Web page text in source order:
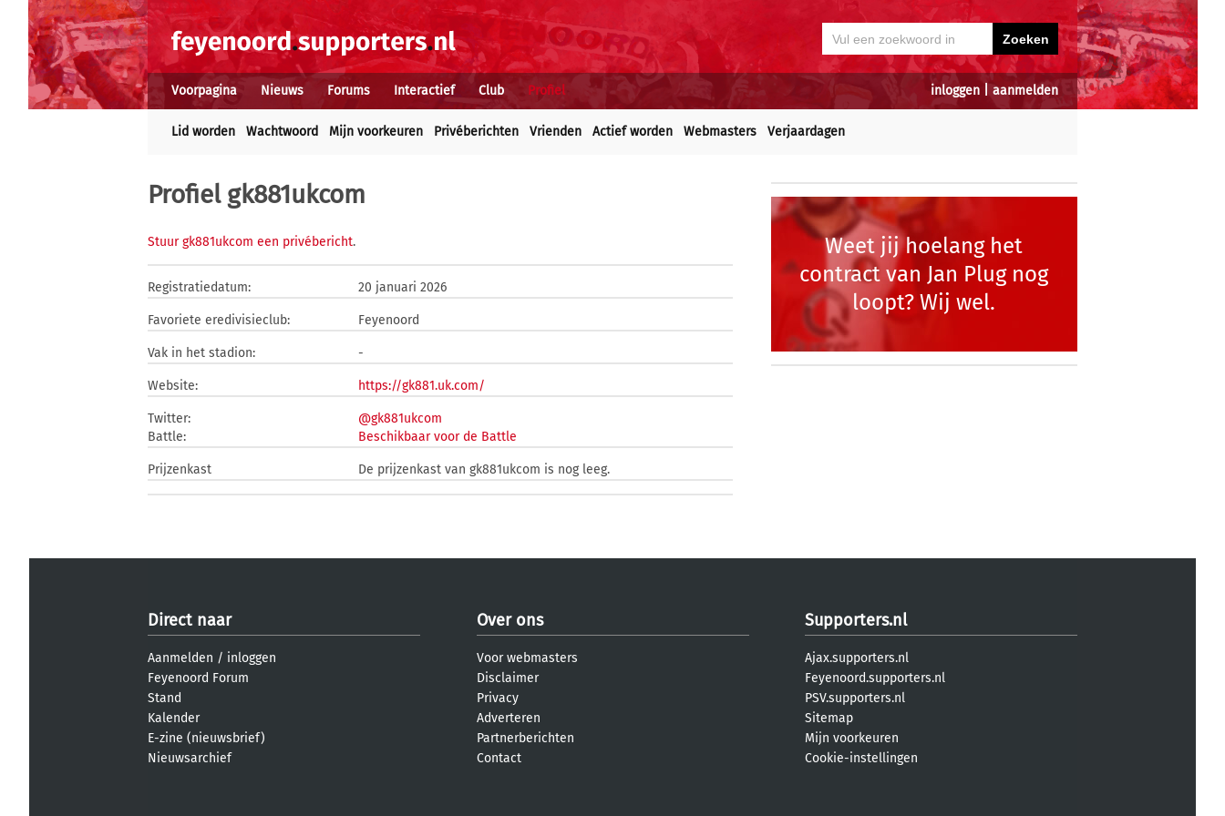
inloggen aanmelden
Voorpagina Nieuws Forums Interactief Club Profiel
Lid worden Wachtwoord Mijn voorkeuren Privéberichten Vrienden Actief worden Webmasters Verjaardagen
Profiel gk881ukcom
Stuur gk881ukcom een privébericht.
Registratiedatum: 20 januari 2026
Favoriete eredivisieclub: Feyenoord
Vak in het stadion: -
Website: https://gk881.uk.com/
Twitter:
@gk881ukcom
Battle:
Beschikbaar voor de Battle
Prijzenkast De prijzenkast van gk881ukcom is nog leeg.
Weet jij hoelang het
contract van Jan Plug nog
loopt? Wij wel.
Direct naar
Aanmelden / inloggen
Feyenoord Forum
Stand
Kalender
E-zine (nieuwsbrief)
Nieuwsarchief
Over ons
Voor webmasters
Disclaimer
Privacy
Adverteren
Partnerberichten
Contact
Supporters.nl
Ajax.supporters.nl
Feyenoord.supporters.nl
PSV.supporters.nl
Sitemap
Mijn voorkeuren
Cookie-instellingen